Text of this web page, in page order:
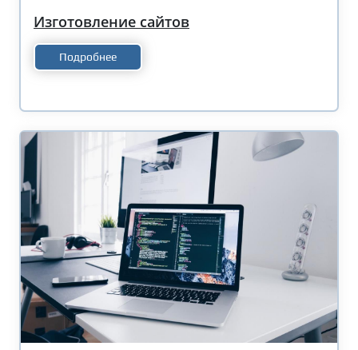
Изготовление сайтов
Подробнее